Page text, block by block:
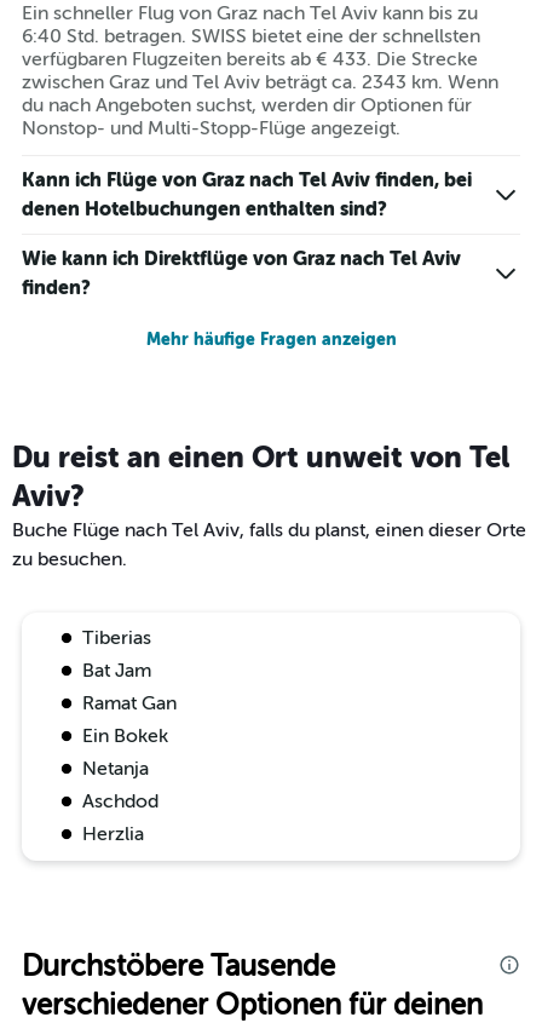
Ein schneller Flug von Graz nach Tel Aviv kann bis zu
6:40 Std. betragen. SWISS bietet eine der schnellsten
verfügbaren Flugzeiten bereits ab € 433. Die Strecke
zwischen Graz und Tel Aviv beträgt ca. 2343 km. Wenn
du nach Angeboten suchst, werden dir Optionen für
Nonstop- und Multi-Stopp-Flüge angezeigt.
Kann ich Flüge von Graz nach Tel Aviv finden, bei
denen Hotelbuchungen enthalten sind?
Wie kann ich Direktflüge von Graz nach Tel Aviv
finden?
Mehr häufige Fragen anzeigen
Du reist an einen Ort unweit von Tel
Aviv?
Buche Flüge nach Tel Aviv, falls du planst, einen dieser Orte
zu besuchen.
Tiberias
Bat Jam
Ramat Gan
Ein Bokek
Netanja
Aschdod
Herzlia
Durchstöbere Tausende
verschiedener Optionen für deinen